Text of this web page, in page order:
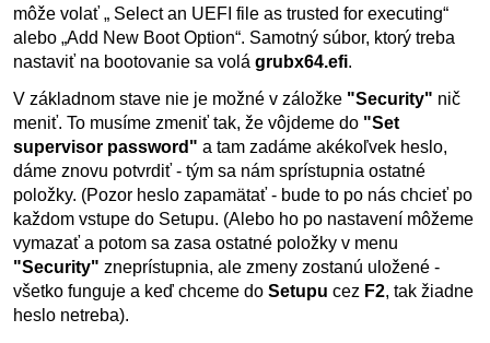
môže volať „ Select an UEFI file as trusted for executing“
alebo „Add New Boot Option“. Samotný súbor, ktorý treba
nastaviť na bootovanie sa volá grubx64.efi.
V základnom stave nie je možné v záložke "Security" nič
meniť. To musíme zmeniť tak, že vôjdeme do "Set
supervisor password" a tam zadáme akékoľvek heslo,
dáme znovu potvrdiť - tým sa nám sprístupnia ostatné
položky. (Pozor heslo zapamätať - bude to po nás chcieť po
každom vstupe do Setupu. (Alebo ho po nastavení môžeme
vymazať a potom sa zasa ostatné položky v menu
"Security" zneprístupnia, ale zmeny zostanú uložené -
všetko funguje a keď chceme do Setupu cez F2, tak žiadne
heslo netreba).